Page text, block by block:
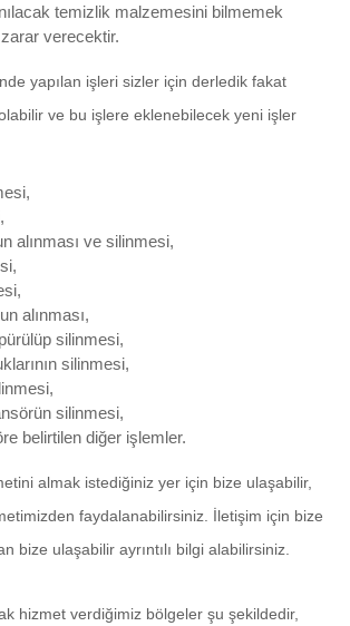
temizlik malzemesini bilmemek
verecektir.
yapılan işleri sizler için derledik fakat
ve bu işlere eklenebilecek yeni işler
alınması ve silinmesi,
alınması,
silinmesi,
silinmesi,
silinmesi,
belirtilen diğer işlemler.
almak istediğiniz yer için bize ulaşabilir,
faydalanabilirsiniz. İletişim için bize
bize ulaşabilir ayrıntılı bilgi alabilirsiniz.
hizmet verdiğimiz bölgeler şu şekildedir,